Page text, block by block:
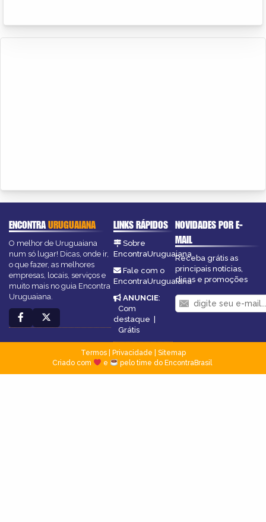
ENCONTRAURUGUAIANA
O melhor de Uruguaiana
num só lugar! Dicas, onde ir,
o que fazer, as melhores
empresas, locais, serviços e
muito mais no guia Encontra
Uruguaiana.
LINKS RÁPIDOS
Sobre
EncontraUruguaiana
Fale com o
EncontraUruguaiana
ANUNCIE:
Com
destaque |
Grátis
NOVIDADES POR E-
MAIL
Receba grátis as
principais notícias,
dicas e promoções
Termos| Privacidade
Sitemap
Criado com
e pelo time do EncontraBrasil